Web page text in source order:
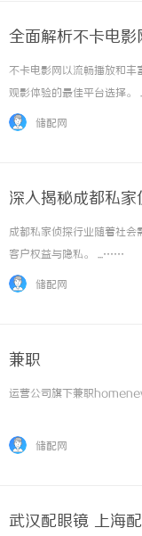
全面解析不卡电
不卡电影网以流畅播放和丰
观影体验的最佳平台选择
储配网
深入揭秘成都私
成都私家侦探行业随着社
客户权益与隐私。 ...……
储配网
兼职
运营公司旗下兼职
储配网
武汉配眼镜 上海